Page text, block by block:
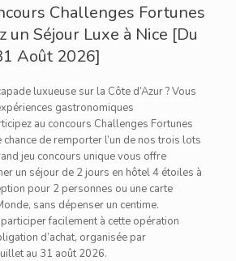
Challenges Fortunes
un Séjour Luxe à Nice [Du
Août 2026]
luxueuse sur la Côte d’Azur ? Vous
gastronomiques
au concours Challenges Fortunes
de remporter l’un de nos trois lots
jeu concours unique vous offre
un séjour de 2 jours en hôtel 4 étoiles à
pour 2 personnes ou une carte
sans dépenser un centime.
facilement à cette opération
d’achat, organisée par
au 31 août 2026.